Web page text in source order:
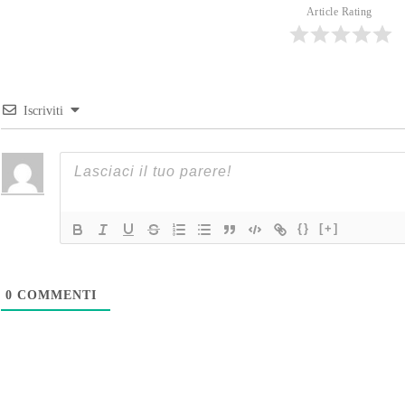
Article Rating
Iscriviti
{} [+]
0 COMMENTI